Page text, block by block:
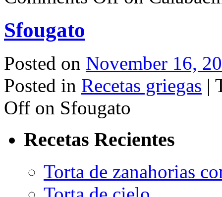
Sfougato
Posted on November 16,
Posted in Recetas griegas |
Off on Sfougato
Recetas Recientes
Torta de zanahorias